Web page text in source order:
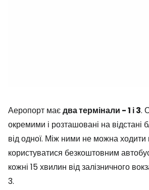
Аеропорт маєдва термінали - 1 і 3.
окремими і розташовані на відстані
від одної. Між ними не можна ходити
користуватися безкоштовним
кожні 15 хвилин від залізничного
3.